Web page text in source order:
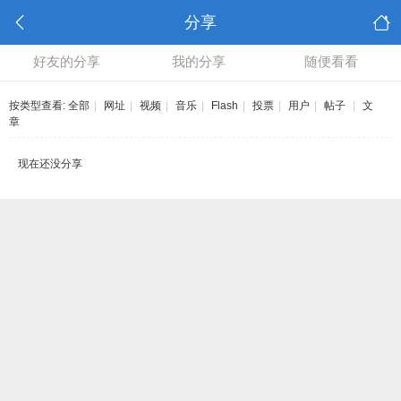
分享
好友的分享 我的分享 随便看看
按类型查看: 全部 网址 视频 音乐 Flash 投票 用户 帖子
文
章
现在还没分享